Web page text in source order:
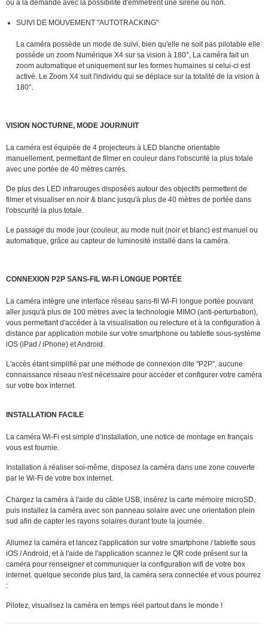
ou à la demande avec la possibilité d'emmètrent une sirène ou non.
SUIVI DE MOUVEMENT "AUTOTRACKING"
La caméra possède un mode de suivi, bien qu'elle ne soit pas pilotable elle
possède un zoom Numérique X4 sur sa vision à 180°, La caméra fait un
zoom automatique et uniquement sur les formes humaines si celui-ci est
activé. Le Zoom X4 suit l'individu qui se déplace sur la totalité de la vision à
180°.
VISION NOCTURNE, MODE JOUR/NUIT
La caméra est équipée de 4 projecteurs à LED blanche orientable
manuellement, permettant de filmer en couleur dans l'obscurité la plus totale
avec une portée de 40 mètres carrés.
De plus des LED infrarouges disposées autour des objectifs permettent de
filmer et visualiser en noir & blanc jusqu'à plus de 40 mètres de portée dans
l'obscurité la plus totale.
Le passage du mode jour (couleur, au mode nuit (noir et blanc) est manuel ou
automatique, grâce au capteur de luminosité installé dans la caméra.
CONNEXION P2P SANS-FIL WI-FI LONGUE PORTÉE
La caméra intègre une interface réseau sans-fil Wi-Fi longue portée pouvant
aller jusqu'à plus de 100 mètres avec la technologie MIMO (anti-perturbation),
vous permettant d'accéder à la visualisation ou relecture et à la configuration à
distance par application mobile sur votre smartphone ou tablette sous-système
iOS (iPad / iPhone) et Android.
L'accès étant simplifié par une méthode de connexion dite "P2P", aucune
connaissance réseau n'est nécessaire pour accéder et configurer votre caméra
sur votre box internet.
INSTALLATION FACILE
La caméra Wi-Fi est simple d’installation, une notice de montage en français
vous est fournie.
Installation à réaliser soi-même, disposez la caméra dans une zone couverte
par le Wi-Fi de votre box internet.
Chargez la caméra à l'aide du câble USB, insérez la carte mémoire microSD,
puis installez la caméra avec son panneau solaire avec une orientation plein
sud afin de capter les rayons solaires durant toute la journée.
Allumez la caméra et lancez l'application sur votre smartphone / tablette sous
iOS / Android, et à l'aide de l'application scannez le QR code présent sur la
caméra pour renseigner et communiquer la configuration wifi de votre box
internet. quelque seconde plus tard, la caméra sera connectée et vous pourrez
:
Pilotez, visualisez la caméra en temps réel partout dans le monde !